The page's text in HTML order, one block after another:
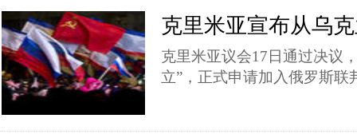
克里米亚宣布从乌
克里米亚议会17日通过决议
立”，正式申请加入俄罗斯联